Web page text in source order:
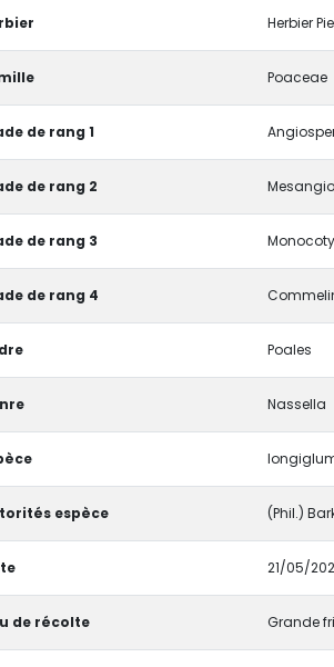
Herbier
Poaceae
de rang 1
de rang 2
de rang 3
de rang 4
Poales
Nassella
espèce (Phil.)
21/05/
de récolte Grande